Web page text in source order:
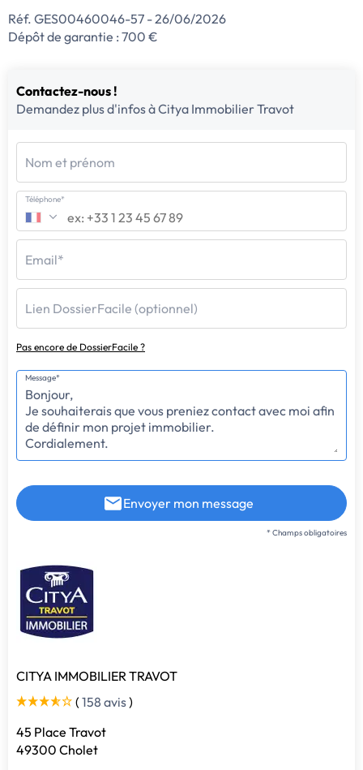
Réf. GES00460046-57 - 26/06/2026
Dépôt de garantie : 700 €
Contactez-nous !
Demandez plus d'infos à Citya Immobilier Travot
Nom et prénom
Téléphone*
Email*
Lien DossierFacile (optionnel)
Pas encore de DossierFacile ?
Message*
Envoyer mon message
* Champs obligatoires
CITYA IMMOBILIER TRAVOT
( 158 avis)
45 Place Travot
49300 Cholet